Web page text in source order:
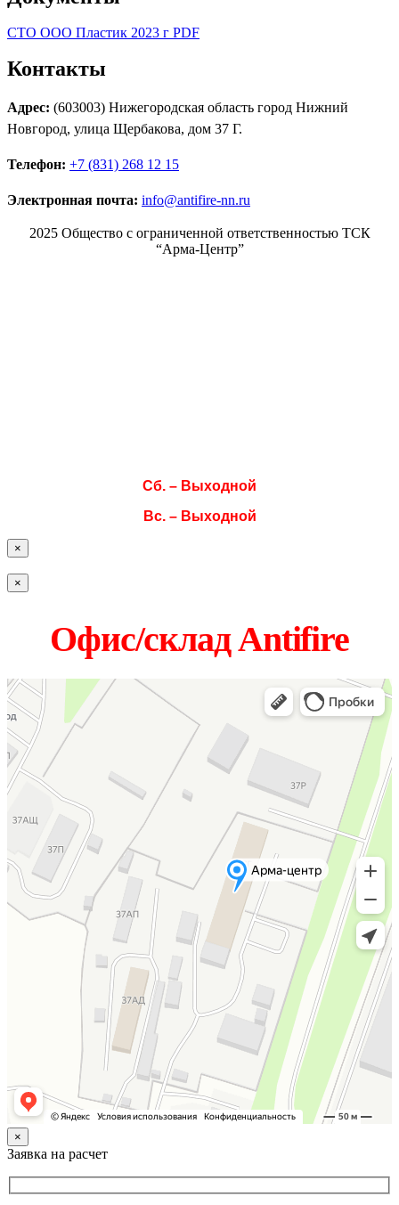
СТО ООО Пластик 2023 г PDF
Контакты
Адрес: (603003) Нижегородская область город Нижний
Новгород, улица Щербакова, дом 37 Г.
Телефон: +7 (831) 268 12 15
Электронная почта: info@antifire-nn.ru
2025 Общество с ограниченной ответственностью ТСК
“Арма-Центр”
Сб. – Выходной
Вс. – Выходной
×
×
Офис/склад Antifire
×
Заявка на расчет